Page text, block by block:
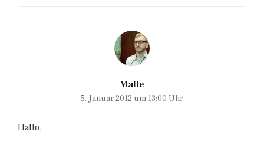
Malte
5. Januar 2012 um 13:00 Uhr
Hallo,